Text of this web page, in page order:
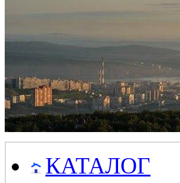
КАТАЛОГ